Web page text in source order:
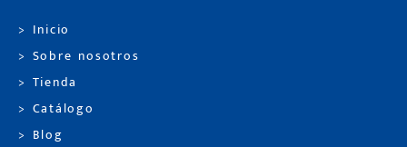
> Inicio
> Sobre nosotros
> Tienda
> Catálogo
> Blog